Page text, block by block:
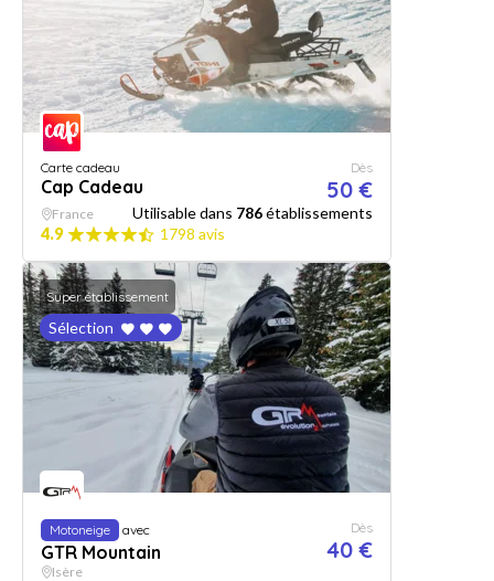
Carte cadeau
Cap Cadeau
Dès
50 €
France Utilisable dans 786établissements
4.9
1798 avis
Super établissement
Sélection
Motoneige avec
GTR Mountain
Dès
40 €
Isère